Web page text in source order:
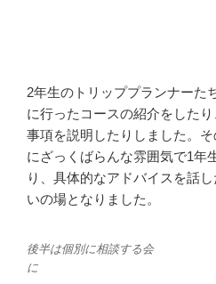
2年生のトリッププランナーた
に行ったコースの紹介をした
事項を説明したりしました。
にざっくばらんな雰囲気で1年
り、具体的なアドバイスを話
いの場となりました。
後半は個別に相談する会
に